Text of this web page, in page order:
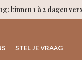
binnen 1 à 2 dagen
STEL JE VRAAG